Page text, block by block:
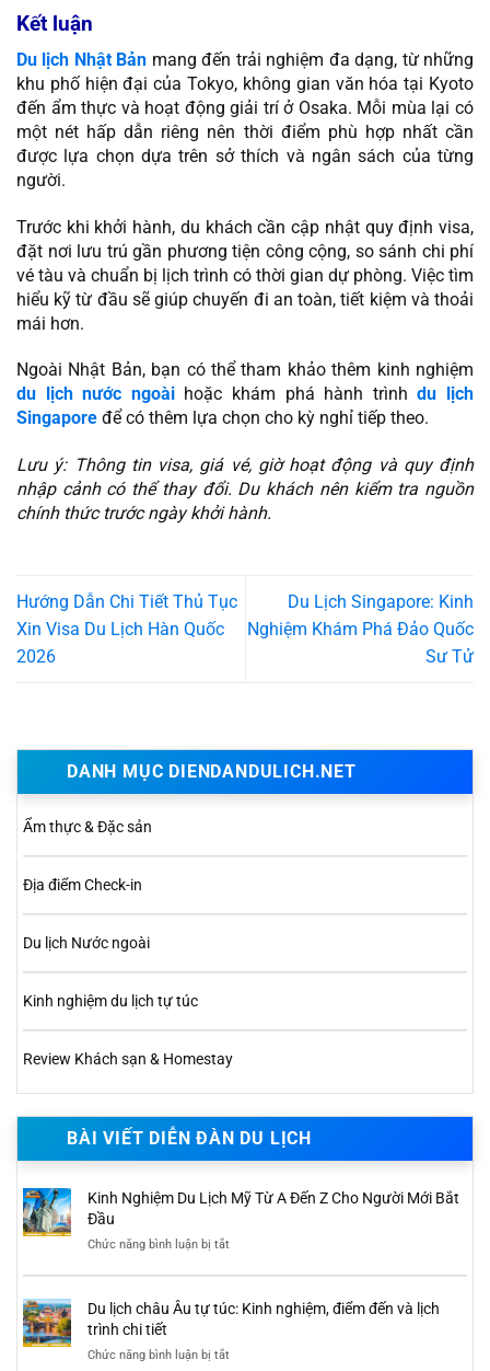
Kết luận
Du lịch Nhật Bản mang đến trải nghiệm đa dạng, từ những
khu phố hiện đại của Tokyo, không gian văn hóa tại Kyoto
đến ẩm thực và hoạt động giải trí ở Osaka. Mỗi mùa lại có
một nét hấp dẫn riêng nên thời điểm phù hợp nhất cần
được lựa chọn dựa trên sở thích và ngân sách của từng
người.
Trước khi khởi hành, du khách cần cập nhật quy định visa,
đặt nơi lưu trú gần phương tiện công cộng, so sánh chi phí
vé tàu và chuẩn bị lịch trình có thời gian dự phòng. Việc tìm
hiểu kỹ từ đầu sẽ giúp chuyến đi an toàn, tiết kiệm và thoải
mái hơn.
Ngoài Nhật Bản, bạn có thể tham khảo thêm kinh nghiệm
du lịch nước ngoàihoặc khám phá hành trìnhdu lịch
Singapore để có thêm lựa chọn cho kỳ nghỉ tiếp theo.
Lưu ý: Thông tin visa, giá vé, giờ hoạt động và quy định
nhập cảnh có thể thay đổi. Du khách nên kiểm tra nguồn
chính thức trước ngày khởi hành.
Hướng Dẫn Chi Tiết Thủ Tục
Xin Visa Du Lịch Hàn Quốc
2026
Du Lịch Singapore: Kinh
Nghiệm Khám Phá Đảo Quốc
Sư Tử
DANH MỤC DIENDANDULICH.NET
Ẩm thực & Đặc sản
Địa điểm Check-in
Du lịch Nước ngoài
Kinh nghiệm du lịch tự túc
Review Khách sạn & Homestay
BÀI VIẾT DIỄN ĐÀN DU LỊCH
Kinh Nghiệm Du Lịch Mỹ Từ A Đến Z Cho Người Mới Bắt
Đầu
Chức năng bình luận bị tắt
Nghiệm
Lịch
Du lịch châu Âu tự túc: Kinh nghiệm, điểm đến và lịch
trình chi tiết
Chức năng bình luận bị tắt